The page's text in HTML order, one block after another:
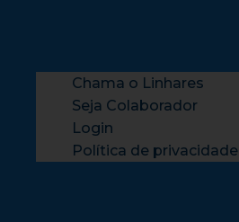
Chama o Linhares
Seja Colaborador
Login
Política de privacidade